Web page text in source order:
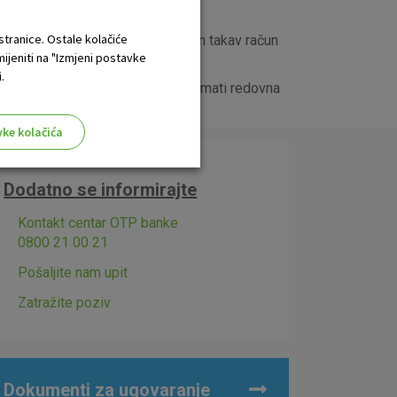
Hrvatske nema otvoren takav račun
ako klijent prestane primati redovna
Dodatno se informirajte
Kontakt centar OTP banke
0800 21 00 21
Pošaljite nam upit
Zatražite poziv
Dokumenti za ugovaranje
Ostale kolačiće
na "Izmjeni postavke
kolačića
stranice i ne mogu se
kao odgovor na vaše
su postavke kolačića. Svoj
raditi. Ti kolačići ne